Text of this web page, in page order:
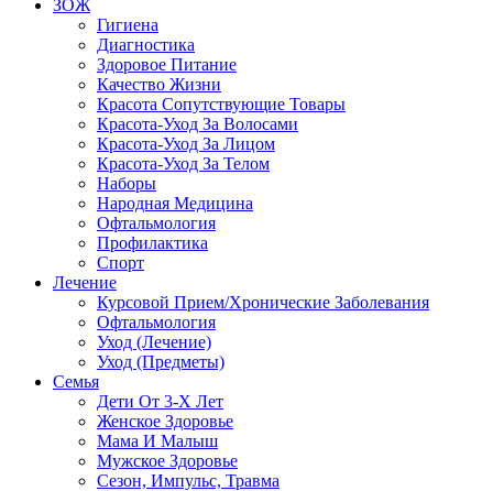
ЗОЖ
Гигиена
Диагностика
Здоровое Питание
Качество Жизни
Красота Сопутствующие Товары
Красота-Уход За Волосами
Красота-Уход За Лицом
Красота-Уход За Телом
Наборы
Народная Медицина
Офтальмология
Профилактика
Спорт
Лечение
Курсовой Прием/Хронические Заболевания
Офтальмология
Уход (Лечение)
Уход (Предметы)
Семья
Дети От 3-Х Лет
Женское Здоровье
Мама И Малыш
Мужское Здоровье
Сезон, Импульс, Травма